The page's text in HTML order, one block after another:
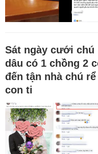
Sát ngày cưới
dâu có 1 chồng 2
đến tận nhà chú
con ti